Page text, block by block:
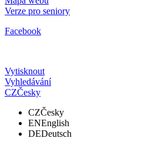
Verze pro seniory
Facebook
Vytisknout
Vyhledávání
CZČesky
CZČesky
ENEnglish
DEDeutsch